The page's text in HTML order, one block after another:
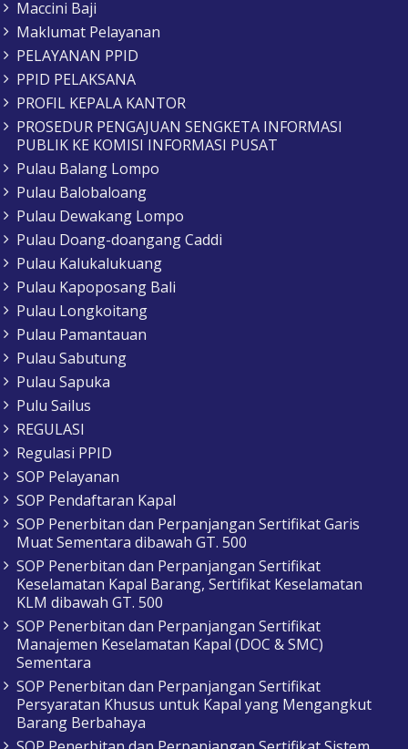
Maccini Baji
Maklumat Pelayanan
PELAYANAN PPID
PPID PELAKSANA
PROFIL KEPALA KANTOR
PROSEDUR PENGAJUAN SENGKETA INFORMASI
PUBLIK KE KOMISI INFORMASI PUSAT
Pulau Balang Lompo
Pulau Balobaloang
Pulau Dewakang Lompo
Pulau Doang-doangang Caddi
Pulau Kalukalukuang
Pulau Kapoposang Bali
Pulau Longkoitang
Pulau Pamantauan
Pulau Sabutung
Pulau Sapuka
Pulu Sailus
REGULASI
Regulasi PPID
SOP Pelayanan
SOP Pendaftaran Kapal
SOP Penerbitan dan Perpanjangan Sertifikat Garis
Muat Sementara dibawah GT. 500
SOP Penerbitan dan Perpanjangan Sertifikat
Keselamatan Kapal Barang, Sertifikat Keselamatan
KLM dibawah GT. 500
SOP Penerbitan dan Perpanjangan Sertifikat
Manajemen Keselamatan Kapal (DOC & SMC)
Sementara
SOP Penerbitan dan Perpanjangan Sertifikat
Persyaratan Khusus untuk Kapal yang Mengangkut
Barang Berbahaya